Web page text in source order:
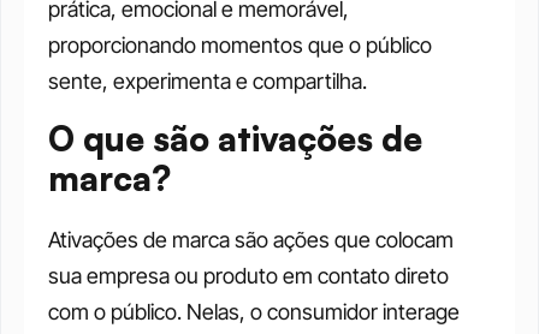
prática, emocional e memorável,
proporcionando momentos que o público
sente, experimenta e compartilha.
O que são ativações de
marca?
Ativações de marca são ações que colocam
sua empresa ou produto em contato direto
com o público. Nelas, o consumidor interage